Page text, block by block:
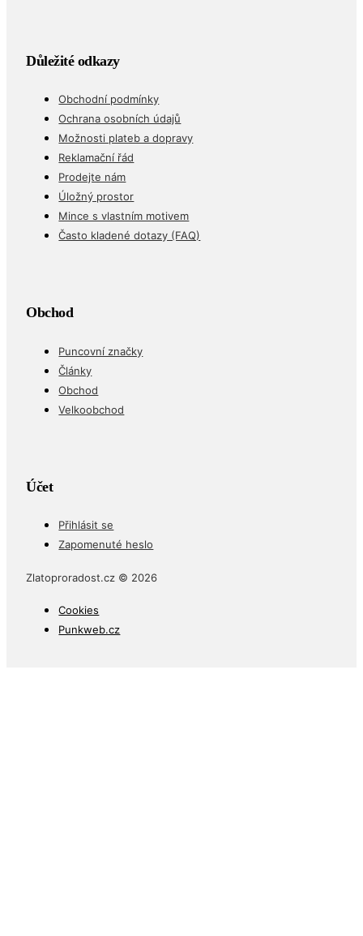
Důležité odkazy
Obchodní podmínky
Ochrana osobních údajů
Možnosti plateb a dopravy
Reklamační řád
Prodejte nám
Úložný prostor
Mince s vlastním motivem
Často kladené dotazy (FAQ)
Obchod
Puncovní značky
Články
Obchod
Velkoobchod
Účet
Přihlásit se
Zapomenuté heslo
Zlatoproradost.cz © 2026
Cookies
Punkweb.cz